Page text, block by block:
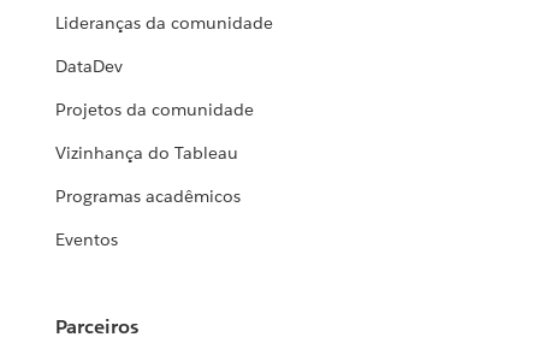
Lideranças da comunidade
DataDev
Projetos da comunidade
Vizinhança do Tableau
Programas acadêmicos
Eventos
Parceiros